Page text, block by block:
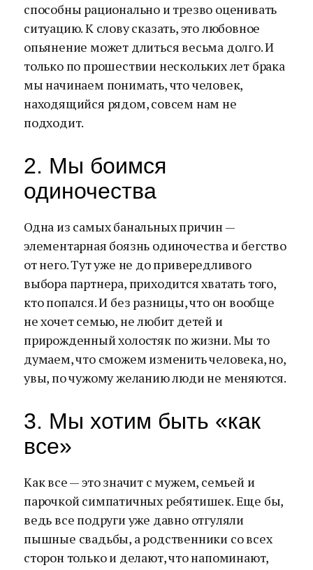
способны рационально и трезво оценивать
ситуацию. К слову сказать, это любовное
опьянение может длиться весьма долго. И
только по прошествии нескольких лет брака
мы начинаем понимать, что человек,
находящийся рядом, совсем нам не
подходит.
2. Мы боимся
одиночества
Одна из самых банальных причин —
элементарная боязнь одиночества и бегство
от него. Тут уже не до привередливого
выбора партнера, приходится хватать того,
кто попался. И без разницы, что он вообще
не хочет семью, не любит детей и
прирожденный холостяк по жизни. Мы то
думаем, что сможем изменить человека, но,
увы, по чужому желанию люди не меняются.
3. Мы хотим быть «как
все»
Как все — это значит с мужем, семьей и
парочкой симпатичных ребятишек. Еще бы,
ведь все подруги уже давно отгуляли
пышные свадьбы, а родственники со всех
сторон только и делают, что напоминают,